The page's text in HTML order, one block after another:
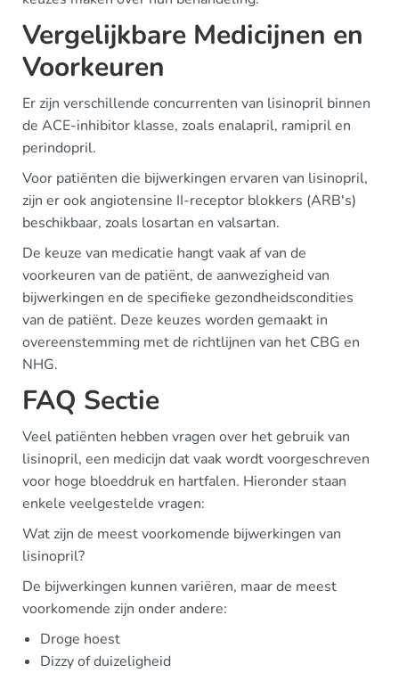
Vergelijkbare Medicijnen en
Voorkeuren
Er zijn verschillende concurrenten van lisinopril binnen
de ACE-inhibitor klasse, zoals enalapril, ramipril en
perindopril.
Voor patiënten die bijwerkingen ervaren van lisinopril,
zijn er ook angiotensine II-receptor blokkers (ARB's)
beschikbaar, zoals losartan en valsartan.
De keuze van medicatie hangt vaak af van de
voorkeuren van de patiënt, de aanwezigheid van
bijwerkingen en de specifieke gezondheidscondities
van de patiënt. Deze keuzes worden gemaakt in
overeenstemming met de richtlijnen van het CBG en
NHG.
FAQ Sectie
Veel patiënten hebben vragen over het gebruik van
lisinopril, een medicijn dat vaak wordt voorgeschreven
voor hoge bloeddruk en hartfalen. Hieronder staan
enkele veelgestelde vragen:
Wat zijn de meest voorkomende bijwerkingen van
lisinopril?
De bijwerkingen kunnen variëren, maar de meest
voorkomende zijn onder andere:
Droge hoest
Dizzy of duizeligheid